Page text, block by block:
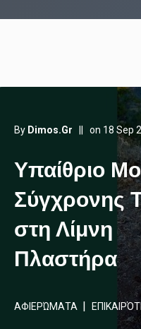
By Dimos.gr on 18 Sep
Υπαίθριο
Σύγχρονης
στη Λίμνη
Πλαστήρα
ΑΦΙΕΡΏΜΑΤΑ